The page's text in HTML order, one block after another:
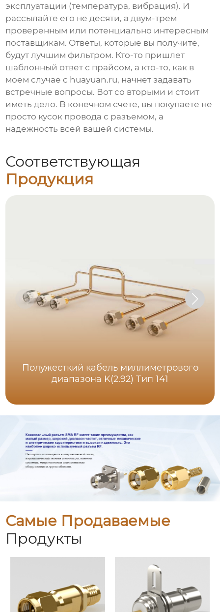
эксплуатации (температура, вибрация). И
рассылайте его не десяти, а двум-трем
проверенным или потенциально интересным
поставщикам. Ответы, которые вы получите,
будут лучшим фильтром. Кто-то пришлет
шаблонный ответ с прайсом, а кто-то, как в
моем случае с huayuan.ru, начнет задавать
встречные вопросы. Вот со вторыми и стоит
иметь дело. В конечном счете, вы покупаете не
просто кусок провода с разъемом, а
надежность всей вашей системы.
Соответствующая
Продукция
Полужесткий кабель миллиметрового
диапазона K(2.92) Тип 141
Самые Продаваемые
Продукты